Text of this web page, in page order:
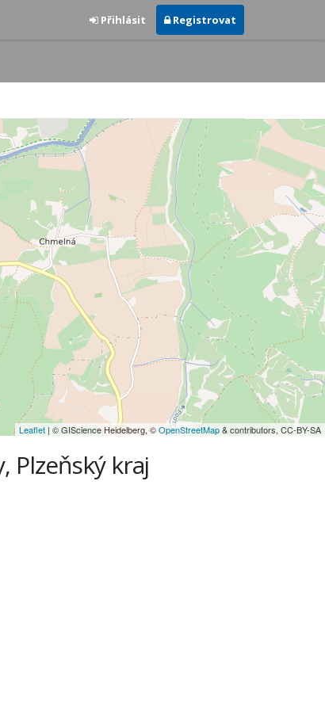
Přihlásit Registrovat
Leaflet | © GIScience Heidelberg, ©OpenStreetMap& contributors, CC-BY-SA
Plzeňský kraj